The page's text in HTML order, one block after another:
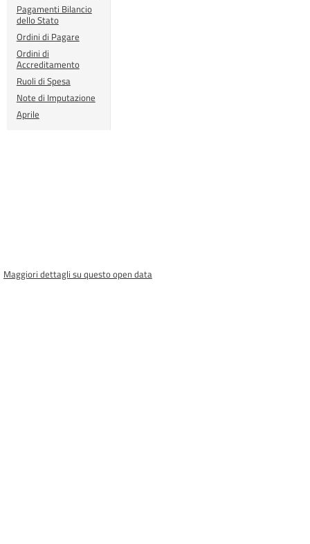
Pagamenti Bilancio
dello Stato
Ordini di Pagare
Ordini di
Accreditamento
Ruoli di Spesa
Note di Imputazione
Aprile
Maggiori dettagli su questo open data